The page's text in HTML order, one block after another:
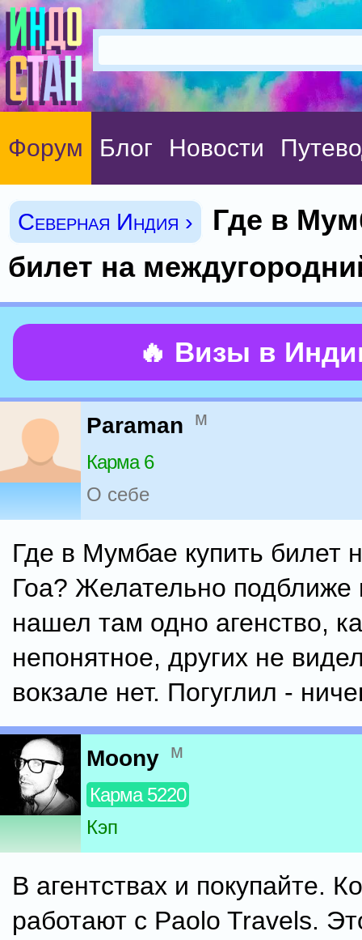
Форум Блог Новости
Северная Индия ›
Где в
билет на
🔥 Визы в
Paraman м
Карма 6
О себе
Где в Мумбае купить билет
Гоа? Желательно подближе
нашел там одно агенство,
непонятное, других не
вокзале нет. Погуглил -
Moony м
Карма 5220
Кэп
В агентствах и покупайте.
работают с Paolo Travels.